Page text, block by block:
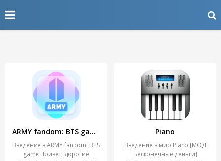
ARMY fandom: BTS game
Введение в ARMY fandom: BTS
game Привет, дорогие
Piano
Введение в мир Piano [МОД
Бесконечные деньги]